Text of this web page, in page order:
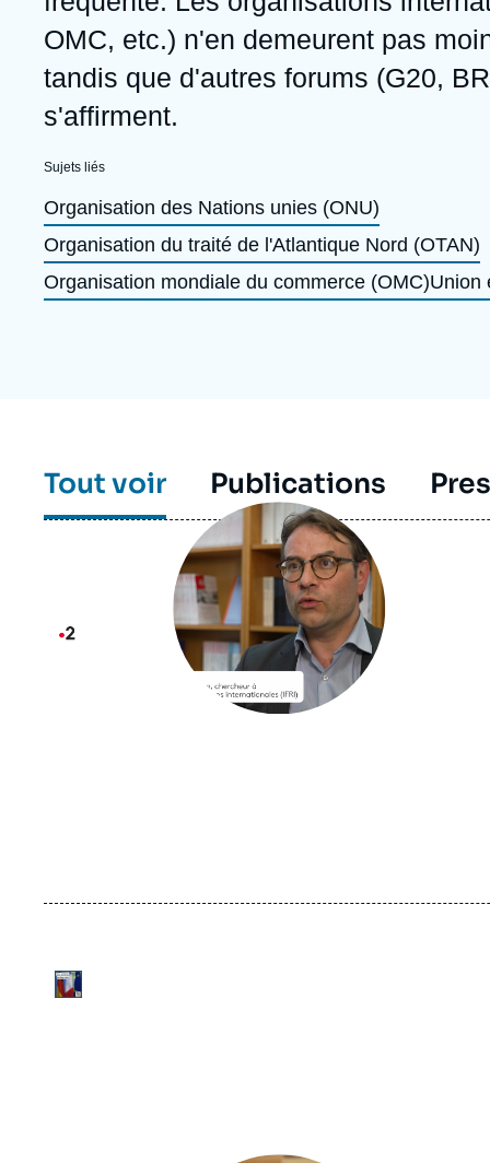
Partenariats et réseaux
Nous soutenir en tant que professionnel
Intelligence artificielle
Guerre en Ukraine
OTAN
Jeudi 17 septembre 2026 17:30
OMC, etc.) n'en demeurent pas
tandis que d'autres forums (G20,
s'affirment.
Sujets liés
Organisation des Nations unies (ONU)
Organisation du traité de l'Atlantique Nord (OTAN)
Organisation mondiale du commerce (OMC)Union
Tout voir Publications
Logo
principale
médiatique
Logo
URL
de
Spotify